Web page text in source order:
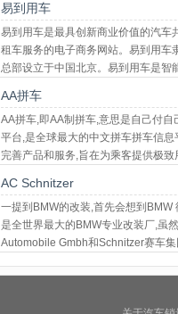
易到用车
易到用车是最具创新商业价值的汽车
租车服务的电子商务网站。易到用
总部设立于中国北京。易到用车是智
AA拼车
AA拼车,即AA制拼车,意思是自己付
平台,是全球最大的中文拼车拼车信
完善产品和服务,旨在为乘客提供极
AC Schnitzer
一提到BMW的改装,首先会想到
是全世界最大的BMW专业改装厂,虽
Automobile Gmbh和Schnitzer赛车